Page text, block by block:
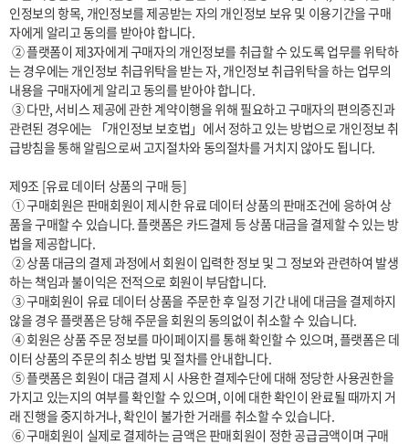
인정보의 항목, 개인정보를 제공받는 자의 개인정보 보유 및 이용기간을 구매
자에게 알리고 동의를 받아야 합니다.
는 경우에는 개인정보 취급위탁을 받는 자, 개인정보 취급위탁을 하는 업무의
내용을 구매자에게 알리고 동의를 받아야 합니다.
관련된 경우에는 「개인정보 보호법」에서 정하고 있는 방법으로 개인정보 취
급방침을 통해 알림으로써 고지절차와 동의절차를 거치지 않아도 됩니다.
제9조 [유료 데이터 상품의 구매 등]
품을 구매할 수 있습니다. 플랫폼은 카드결제 등 상품 대금을 결제할 수 있는 방
법을 제공합니다.
하는 책임과 불이익은 전적으로 회원이 부담합니다.
않을 경우 플랫폼은 당해 주문을 회원의 동의없이 취소할 수 있습니다.
이터 상품의 주문의 취소 방법 및 절차를 안내합니다.
가지고 있는지의 여부를 확인할 수 있으며, 이에 대한 확인이 완료될 때까지 거
래 진행을 중지하거나, 확인이 불가한 거래를 취소할 수 있습니다.